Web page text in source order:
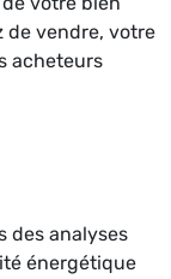
de vendre, votre
acheteurs
des analyses
énergétique